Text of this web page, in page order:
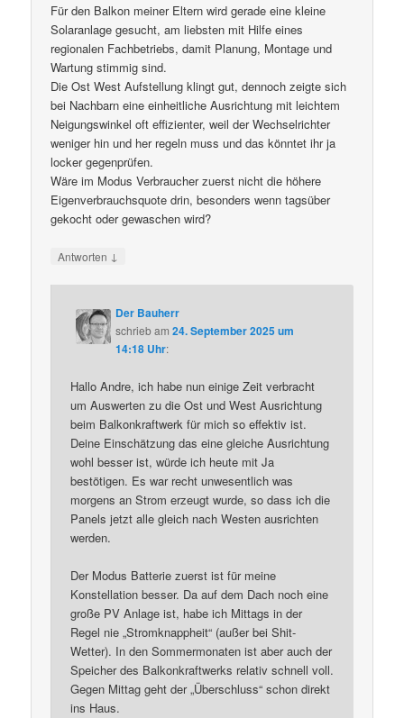
Für den Balkon meiner Eltern wird gerade eine kleine
Solaranlage gesucht, am liebsten mit Hilfe eines
regionalen Fachbetriebs, damit Planung, Montage und
Wartung stimmig sind.
Die Ost West Aufstellung klingt gut, dennoch zeigte sich
bei Nachbarn eine einheitliche Ausrichtung mit leichtem
Neigungswinkel oft effizienter, weil der Wechselrichter
weniger hin und her regeln muss und das könntet ihr ja
locker gegenprüfen.
Wäre im Modus Verbraucher zuerst nicht die höhere
Eigenverbrauchsquote drin, besonders wenn tagsüber
gekocht oder gewaschen wird?
Antworten ↓
Der Bauherr
schriebam24. September 2025 um
14:18 Uhr:
Hallo Andre, ich habe nun einige Zeit verbracht
um Auswerten zu die Ost und West Ausrichtung
beim Balkonkraftwerk für mich so effektiv ist.
Deine Einschätzung das eine gleiche Ausrichtung
wohl besser ist, würde ich heute mit Ja
bestötigen. Es war recht unwesentlich was
morgens an Strom erzeugt wurde, so dass ich die
Panels jetzt alle gleich nach Westen ausrichten
werden.
Der Modus Batterie zuerst ist für meine
Konstellation besser. Da auf dem Dach noch eine
große PV Anlage ist, habe ich Mittags in der
Regel nie „Stromknappheit“ (außer bei Shit-
Wetter). In den Sommermonaten ist aber auch der
Speicher des Balkonkraftwerks relativ schnell voll.
Gegen Mittag geht der „Überschluss“ schon direkt
ins Haus.